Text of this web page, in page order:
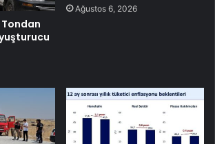
Ağustos 6, 2026